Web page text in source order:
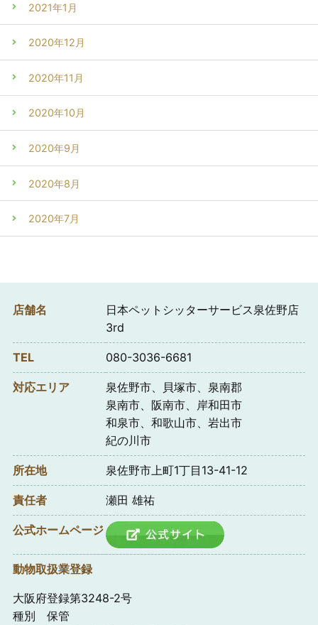
2021年1月
2020年12月
2020年11月
2020年10月
2020年9月
2020年8月
2020年7月
店舗名
日本ペットシッターサービス泉佐野店
3rd
TEL 080-3036-6681
対応エリア
泉佐野市、貝塚市、泉南郡
泉南市、阪南市、岸和田市
和泉市、和歌山市、岩出市
紀の川市
所在地 泉佐野市上町1丁目13-41-12
責任者 瀬田 雄祐
公式ホームページ
動物取扱業登録
大阪府登録第3248-2号
種別 保管